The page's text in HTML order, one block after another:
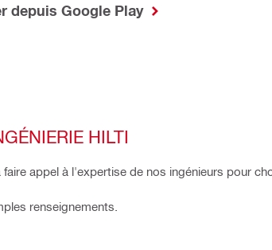
depuis Google Play
HILTI
appel à l'expertise de nos ingénieurs pour
renseignements.